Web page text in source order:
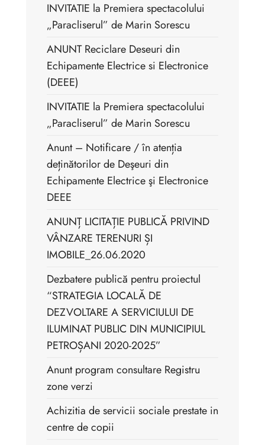
INVITATIE la Premiera spectacolului
„Paracliserul” de Marin Sorescu
ANUNT Reciclare Deseuri din
Echipamente Electrice si Electronice
(DEEE)
INVITATIE la Premiera spectacolului
„Paracliserul” de Marin Sorescu
Anunt – Notificare / în atenția
deținătorilor de Deşeuri din
Echipamente Electrice şi Electronice
DEEE
ANUNȚ LICITAȚIE PUBLICĂ PRIVIND
VÂNZARE TERENURI ȘI
IMOBILE_26.06.2020
Dezbatere publică pentru proiectul
“STRATEGIA LOCALĂ DE
DEZVOLTARE A SERVICIULUI DE
ILUMINAT PUBLIC DIN MUNICIPIUL
PETROȘANI 2020-2025”
Anunt program consultare Registru
zone verzi
Achizitia de servicii sociale prestate in
centre de copii